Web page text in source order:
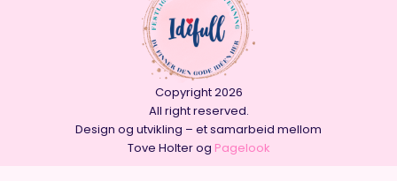
Copyright 2026
All right reserved.
Design og utvikling – et samarbeid mellom
Tove Holter og Pagelook